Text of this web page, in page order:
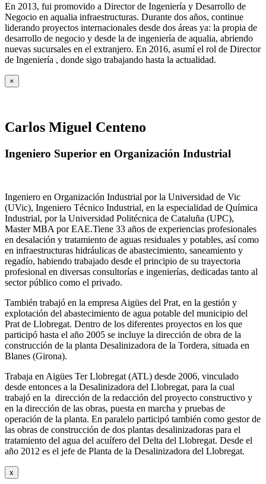
En 2013, fui promovido a Director de Ingeniería y Desarrollo de
Negocio en aqualia infraestructuras. Durante dos años, continue
liderando proyectos internacionales desde dos áreas ya: la propia de
desarrollo de negocio y desde la de ingeniería de aqualia, abriendo
nuevas sucursales en el extranjero. En 2016, asumí el rol de Director
de Ingeniería , donde sigo trabajando hasta la actualidad.
×
Carlos Miguel Centeno
Ingeniero Superior en Organización Industrial
Ingeniero en Organización Industrial por la Universidad de Vic
(UVic), Ingeniero Técnico Industrial, en la especialidad de Química
Industrial, por la Universidad Politécnica de Cataluña (UPC),
Master MBA por EAE.Tiene 33 años de experiencias profesionales
en desalación y tratamiento de aguas residuales y potables, así como
en infraestructuras hidráulicas de abastecimiento, saneamiento y
regadío, habiendo trabajado desde el principio de su trayectoria
profesional en diversas consultorías e ingenierías, dedicadas tanto al
sector público como el privado.
También trabajó en la empresa Aigües del Prat, en la gestión y
explotación del abastecimiento de agua potable del municipio del
Prat de Llobregat. Dentro de los diferentes proyectos en los que
participó hasta el año 2005 se incluye la dirección de obra de la
construcción de la planta Desalinizadora de la Tordera, situada en
Blanes (Girona).
Trabaja en Aigües Ter Llobregat (ATL) desde 2006, vinculado
desde entonces a la Desalinizadora del Llobregat, para la cual
trabajó en la dirección de la redacción del proyecto constructivo y
en la dirección de las obras, puesta en marcha y pruebas de
operación de la planta. En paralelo participó también como gestor de
las obras de construcción de dos plantas desalinizadoras para el
tratamiento del agua del acuífero del Delta del Llobregat. Desde el
año 2012 es el jefe de Planta de la Desalinizadora del Llobregat.
x